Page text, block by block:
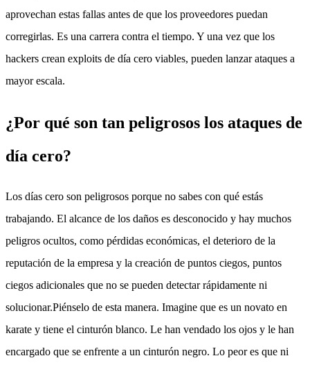
aprovechan estas fallas antes de que los proveedores puedan
corregirlas. Es una carrera contra el tiempo. Y una vez que los
hackers crean exploits de día cero viables, pueden lanzar ataques a
mayor escala.
¿Por qué son tan peligrosos los ataques de
día cero?
Los días cero son peligrosos porque no sabes con qué estás
trabajando. El alcance de los daños es desconocido y hay muchos
peligros ocultos, como pérdidas económicas, el deterioro de la
reputación de la empresa y la creación de puntos ciegos, puntos
ciegos adicionales que no se pueden detectar rápidamente ni
solucionar.Piénselo de esta manera. Imagine que es un novato en
karate y tiene el cinturón blanco. Le han vendado los ojos y le han
encargado que se enfrente a un cinturón negro. Lo peor es que ni